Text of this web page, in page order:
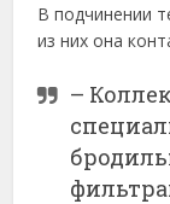
В подчинении
из них она
–